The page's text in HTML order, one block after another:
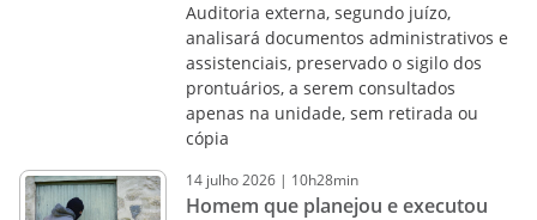
Auditoria externa, segundo juízo,
analisará documentos administrativos e
assistenciais, preservado o sigilo dos
prontuários, a serem consultados
apenas na unidade, sem retirada ou
cópia
14 julho2026 | 10h28min
Homem que planejou e executou